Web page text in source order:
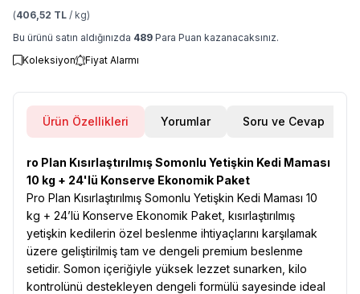
(406,52 TL / kg)
Bu ürünü satın aldığınızda 489 Para Puan kazanacaksınız.
Koleksiyon
Fiyat Alarmı
Ürün Özellikleri Yorumlar Soru ve Cevap
ro Plan Kısırlaştırılmış Somonlu Yetişkin Kedi Maması
10 kg + 24'lü Konserve Ekonomik Paket
Pro Plan Kısırlaştırılmış Somonlu Yetişkin Kedi Maması 10
kg + 24’lü Konserve Ekonomik Paket, kısırlaştırılmış
yetişkin kedilerin özel beslenme ihtiyaçlarını karşılamak
üzere geliştirilmiş tam ve dengeli premium beslenme
setidir. Somon içeriğiyle yüksek lezzet sunarken, kilo
kontrolünü destekleyen dengeli formülü sayesinde ideal